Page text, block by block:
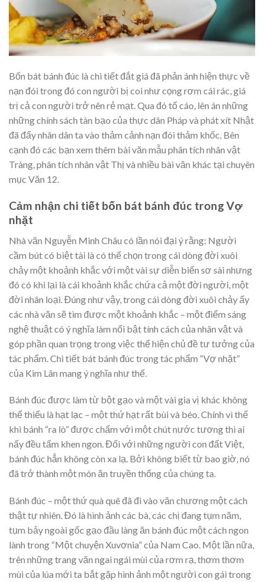
Bốn bát bánh đúc là chi tiết đắt giá đã phản ánh hiện thực về
nạn đói trong đó con người bị coi như cọng rơm cái rác, giá
trị cả con người trở nên rẻ mạt. Qua đó tố cáo, lên án những
những chính sách tàn bạo của thực dân Pháp và phát xít Nhật
đã đẩy nhân dân ta vào thảm cảnh nạn đói thảm khốc. Bên
cạnh đó các bạn xem thêm bài văn mẫu phân tích nhân vật
Tràng, phân tích nhân vật Thị và nhiều bài văn khác tại chuyên
mục Văn 12.
Cảm nhận chi tiết bốn bát bánh đúc trong Vợ
nhặt
Nhà văn Nguyễn Minh Châu có lần nói đại ý rằng: Người
cầm bút có biệt tài là có thể chọn trong cái dòng đời xuôi
chảy một khoảnh khắc với một vài sự diễn biến sơ sài nhưng
đó có khi lại là cái khoảnh khắc chứa cả một đời người, một
đời nhân loại. Đúng như vậy, trong cái dòng đời xuôi chảy ấy
các nhà văn sẽ tìm được một khoảnh khắc – một điểm sáng
nghệ thuật có ý nghĩa làm nổi bật tính cách của nhân vật và
góp phần quan trọng trong việc thể hiện chủ đề tư tưởng của
tác phẩm. Chi tiết bát bánh đúc trong tác phẩm “Vợ nhặt”
của Kim Lân mang ý nghĩa như thế.
Bánh đúc được làm từ bột gạo và một vài gia vị khác không
thể thiếu là hạt lạc – một thứ hạt rất bùi và béo. Chính vì thế
khi bánh “ra lò” được chấm với một chút nước tương thì ai
nấy đều tấm khen ngon. Đối với những người con đất Việt,
bánh đúc hẳn không còn xa lạ. Bởi không biết từ bao giờ, nó
đã trở thành một món ăn truyền thống của chúng ta.
Bánh đúc – một thứ quà quê đã đi vào văn chương một cách
thật tự nhiên. Đó là hình ảnh các bà, các chị đang tụm năm,
tụm bảy ngoài gốc gạo đầu làng ăn bánh đúc một cách ngon
lành trong “Một chuyện Xuvơnia” của Nam Cao. Một lần nữa,
trên những trang văn ngai ngái mùi của rơm rạ, thơm thơm
mùi của lúa mới ta bắt gặp hình ảnh một người con gái trong